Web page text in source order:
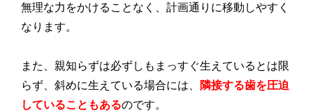
無理な力をかけることなく、計画通りに移動しやすく
なります。
また、親知らずは必ずしもまっすぐ生えているとは限
らず、斜めに生えている場合には、
隣接する歯を圧迫
していることもあるのです。